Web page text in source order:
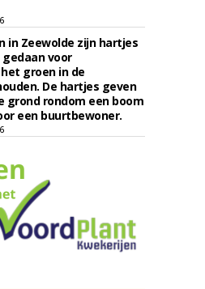
in Zeewolde zijn hartjes
voor
groen in de
De hartjes geven
grond rondom een boom
een buurtbewoner.